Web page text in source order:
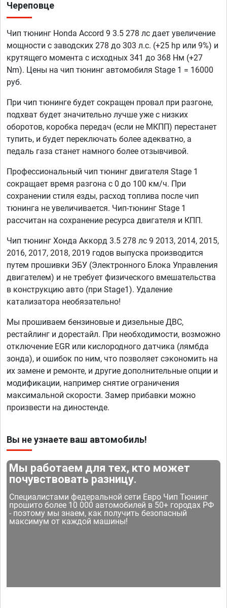
Череповце
Чип тюнинг Honda Accord 9 3.5 278 лс дает увеличение
мощности с заводских 278 до 303 л.с. (+25 hp или 9%) и
крутящего момента с исходных 341 до 368 Нм (+27
Nm). Цены на чип тюнинг автомобиля Stage 1 = 16000
руб.
При чип тюнинге будет сокращен провал при разгоне,
подхват будет значительно лучше уже с низких
оборотов, коробка передач (если не МКПП) перестанет
тупить, и будет переключать более адекватно, а
педаль газа станет намного более отзывчивой.
Профессиональный чип тюнинг двигателя Stage 1
сокращает время разгона с 0 до 100 км/ч. При
сохранении стиля езды, расход топлива после чип
тюнинга не увеличивается. Чип-тюнинг Stage 1
рассчитан на сохранение ресурса двигателя и КПП.
Чип тюнинг Хонда Аккорд 3.5 278 лс 9 2013, 2014, 2015,
2016, 2017, 2018, 2019 годов выпуска производится
путем прошивки ЭБУ (Электронного Блока Управления
двигателем) и не требует физического вмешательства
в конструкцию авто (при Stage1). Удаление
катализатора необязательно!
Мы прошиваем бензиновые и дизельные ДВС,
рестайлинг и дорестайл. При необходимости, возможно
отключение EGR или кислородного датчика (лямбда
зонда), и ошибок по ним, что позволяет сэкономить на
их замене и ремонте, и другие дополнительные опции и
модификации, например снятие ограничения
максимальной скорости. Замер прибавки можно
произвести на диностенде.
Вы не узнаете ваш автомобиль!
Мы работаем для тех, кто может
почувствовать разницу.
Специалистами федеральной сети Евро Чип Тюнинг
прошито более 10 000 автомобилей в 50+ городах РФ
- поэтому мы знаем, как получить безопасный
максимум от каждой машины!